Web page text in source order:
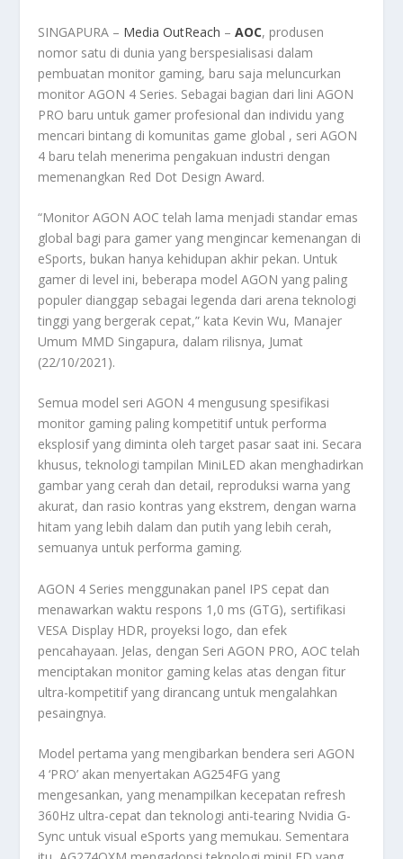
SINGAPURA – Media OutReach –AOC, produsen
nomor satu di dunia yang berspesialisasi dalam
pembuatan monitor gaming, baru saja meluncurkan
monitor AGON 4 Series. Sebagai bagian dari lini AGON
PRO baru untuk gamer profesional dan individu yang
mencari bintang di komunitas game global , seri AGON
4 baru telah menerima pengakuan industri dengan
memenangkan Red Dot Design Award.
“Monitor AGON AOC telah lama menjadi standar emas
global bagi para gamer yang mengincar kemenangan di
eSports, bukan hanya kehidupan akhir pekan. Untuk
gamer di level ini, beberapa model AGON yang paling
populer dianggap sebagai legenda dari arena teknologi
tinggi yang bergerak cepat,” kata Kevin Wu, Manajer
Umum MMD Singapura, dalam rilisnya, Jumat
(22/10/2021).
Semua model seri AGON 4 mengusung spesifikasi
monitor gaming paling kompetitif untuk performa
eksplosif yang diminta oleh target pasar saat ini. Secara
khusus, teknologi tampilan MiniLED akan menghadirkan
gambar yang cerah dan detail, reproduksi warna yang
akurat, dan rasio kontras yang ekstrem, dengan warna
hitam yang lebih dalam dan putih yang lebih cerah,
semuanya untuk performa gaming.
AGON 4 Series menggunakan panel IPS cepat dan
menawarkan waktu respons 1,0 ms (GTG), sertifikasi
VESA Display HDR, proyeksi logo, dan efek
pencahayaan. Jelas, dengan Seri AGON PRO, AOC telah
menciptakan monitor gaming kelas atas dengan fitur
ultra-kompetitif yang dirancang untuk mengalahkan
pesaingnya.
Model pertama yang mengibarkan bendera seri AGON
4 ‘PRO’ akan menyertakan AG254FG yang
mengesankan, yang menampilkan kecepatan refresh
360Hz ultra-cepat dan teknologi anti-tearing Nvidia G-
Sync untuk visual eSports yang memukau. Sementara